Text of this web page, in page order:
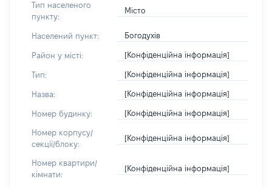
Тип населеного
пункту:
Місто
Населений пункт: Богодухів
Район у місті: [Конфіденційна інформація]
Тип: [Конфіденційна інформація]
Назва: [Конфіденційна інформація]
Номер будинку: [Конфіденційна інформація]
Номер корпусу/
секції/блоку:
[Конфіденційна інформація]
Номер квартири/
кімнати:
[Конфіденційна інформація]